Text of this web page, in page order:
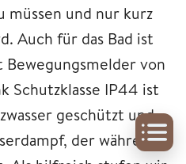
müssen und nur kurz
Auch für das Bad ist
von
Schutzklasse IP44 ist
geschützt und
der während